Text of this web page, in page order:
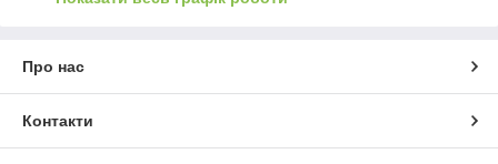
Про нас
Контакти